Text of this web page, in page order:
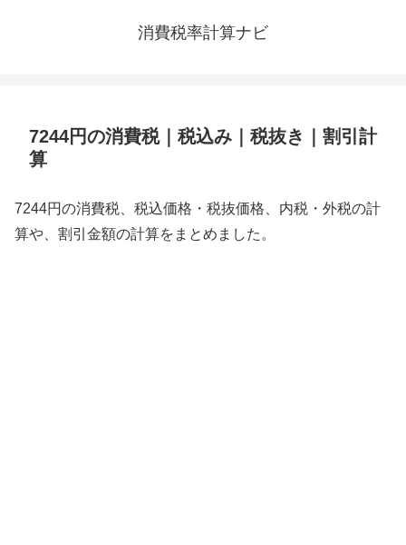
消費税率計算ナビ
7244円の消費税｜税込み｜税抜き｜割引計
算
7244円の消費税、税込価格・税抜価格、内税・外税の計
算や、割引金額の計算をまとめました。